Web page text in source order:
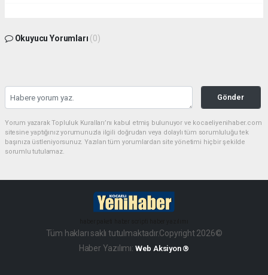
Okuyucu Yorumları (0)
Gönder
Yorum yazarak Topluluk Kuralları’nı kabul etmiş bulunuyor ve kocaeliyenihaber.com
sitesine yaptığınız yorumunuzla ilgili doğrudan veya dolaylı tüm sorumluluğu tek
başınıza üstleniyorsunuz. Yazılan tüm yorumlardan site yönetimi hiçbir şekilde
sorumlu tutulamaz.
Tüm hakları saklı tutulmaktadır.Copyright 2026©
Haber Yazılımı: Web Aksiyon ®